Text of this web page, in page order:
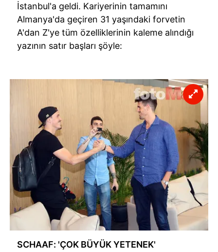
İstanbul'a geldi. Kariyerinin tamamını
Almanya'da geçiren 31 yaşındaki forvetin
A'dan Z'ye tüm özelliklerinin kaleme alındığı
yazının satır başları şöyle:
SCHAAF: 'ÇOK BÜYÜK YETENEK'